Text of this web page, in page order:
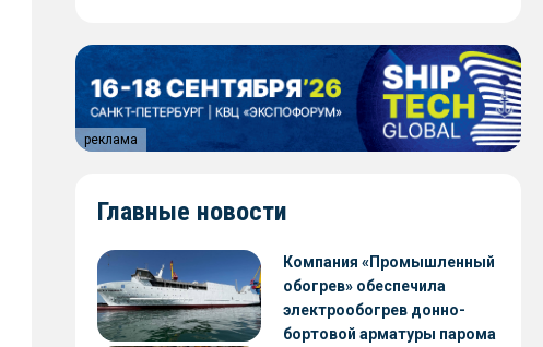
реклама
Главные новости
Компания «Промышленный
обогрев» обеспечила
электрообогрев донно-
бортовой арматуры парома